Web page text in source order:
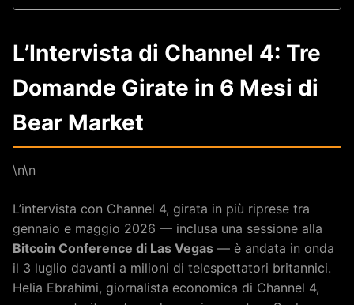
L’Intervista di Channel 4: Tre
Domande Girate in 6 Mesi di
Bear Market
\n\n
L’intervista con Channel 4, girata in più riprese tra
gennaio e maggio 2026 — inclusa una sessione alla
Bitcoin Conference di Las Vegas — è andata in onda
il 3 luglio davanti a milioni di telespettatori britannici.
Helia Ebrahimi, giornalista economica di Channel 4,